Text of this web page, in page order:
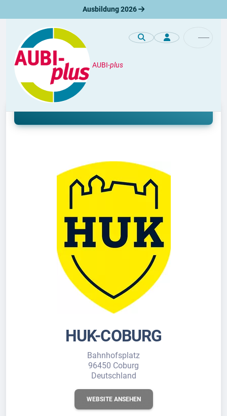
Ausbildung 2026
AUBI-plus
Premiumprofile
Ausbildung bei der HUK-COBURG
HUK-COBURG
Bahnhofsplatz
96450 Coburg
Deutschland
WEBSITE ANSEHEN